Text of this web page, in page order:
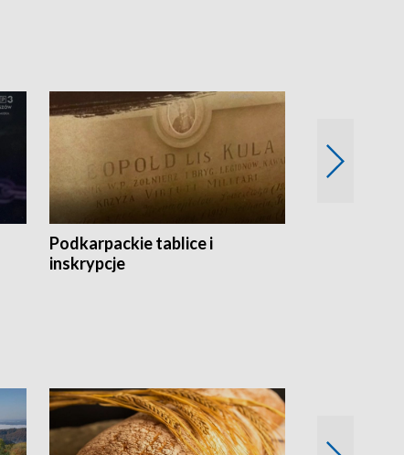
Podkarpackie tablice i
inskrypcje